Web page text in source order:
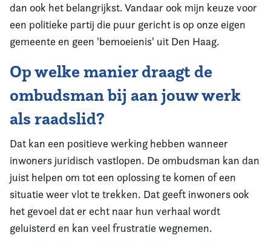
dan ook het belangrijkst. Vandaar ook mijn keuze voor
een politieke partij die puur gericht is op onze eigen
gemeente en geen 'bemoeienis' uit Den Haag.
Op welke manier draagt de
ombudsman bij aan jouw werk
als raadslid?
Dat kan een positieve werking hebben wanneer
inwoners juridisch vastlopen. De ombudsman kan dan
juist helpen om tot een oplossing te komen of een
situatie weer vlot te trekken. Dat geeft inwoners ook
het gevoel dat er echt naar hun verhaal wordt
geluisterd en kan veel frustratie wegnemen.